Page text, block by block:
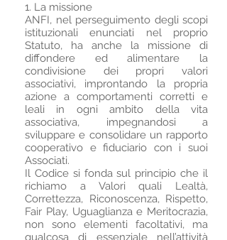
1. La missione
ANFI, nel perseguimento degli scopi
istituzionali enunciati nel proprio
Statuto, ha anche la missione di
diffondere ed alimentare la
condivisione dei propri valori
associativi, improntando la propria
azione a comportamenti corretti e
leali in ogni ambito della vita
associativa, impegnandosi a
sviluppare e consolidare un rapporto
cooperativo e fiduciario con i suoi
Associati.
Il Codice si fonda sul principio che il
richiamo a Valori quali Lealtà,
Correttezza, Riconoscenza, Rispetto,
Fair Play, Uguaglianza e Meritocrazia,
non sono elementi facoltativi, ma
qualcosa di essenziale nell’attività